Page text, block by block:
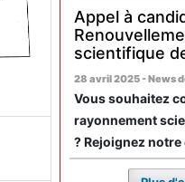
Appel à
scientifique
28 avril 2025 - News
Vous souhaitez
rayonnement
? Rejoignez notre